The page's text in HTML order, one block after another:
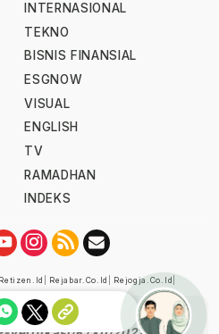
INTERNASIONAL
TEKNO
BISNIS FINANSIAL
ESGNOW
VISUAL
ENGLISH
TV
RAMADHAN
INDEKS
Retizen.id Rejabar.co.id Rejogja.co.id
oleh Dewan Pers